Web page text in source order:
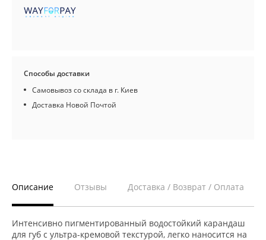
Способы доставки
Самовывоз со склада в г. Киев
Доставка Новой Почтой
Описание Отзывы Доставка / Возврат / Оплата
Интенсивно пигментированный водостойкий карандаш
для губ с ультра-кремовой текстурой, легко наносится на